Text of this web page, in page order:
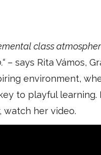
class
“ – says Rita Vámos,
environment,
to playful learning.
watch her video.